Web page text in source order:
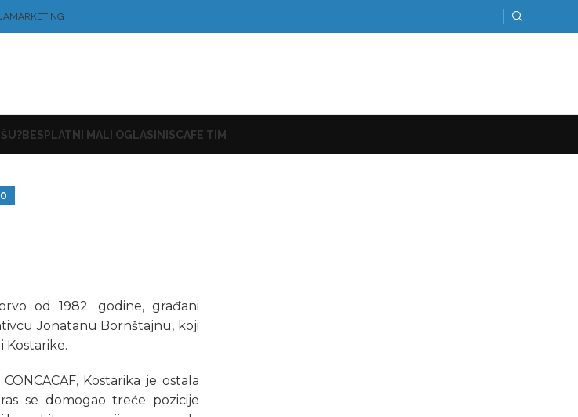
MARKETING
BESPLATNI MALI OGLASI NISCAFE TIM
od 1982. godine, građani
Jonatanu Bornštajnu, koji
Kostarika je ostala
se domogao treće pozicije